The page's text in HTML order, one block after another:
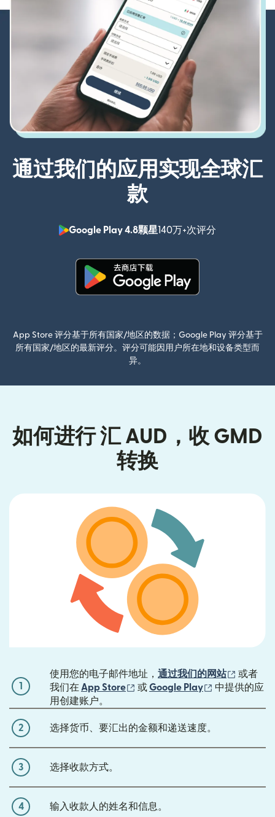
通过我们的应用实现全球汇
款
Google Play 4.8颗星140万+次评分
App Store 评分基于所有国家/地区的数据；Google Play 评分基于
所有国家/地区的最新评分。评分可能因用户所在地和设备类型而
异。
如何进行 汇 AUD，收 GMD
转换
1
使用您的电子邮件地址， 通过我们的网站 （在新
或者
我们在 App Store （在新窗口中打开）
或Google Play （在新窗口中
中提供的应
用创建账户。
2 选择货币、要汇出的金额和递送速度。
3 选择收款方式。
4 输入收款人的姓名和信息。